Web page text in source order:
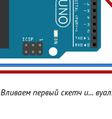
Вливаем первый скетч и...